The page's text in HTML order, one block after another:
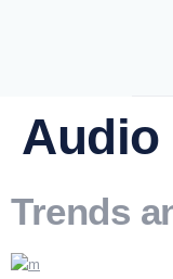
Audio
Trends